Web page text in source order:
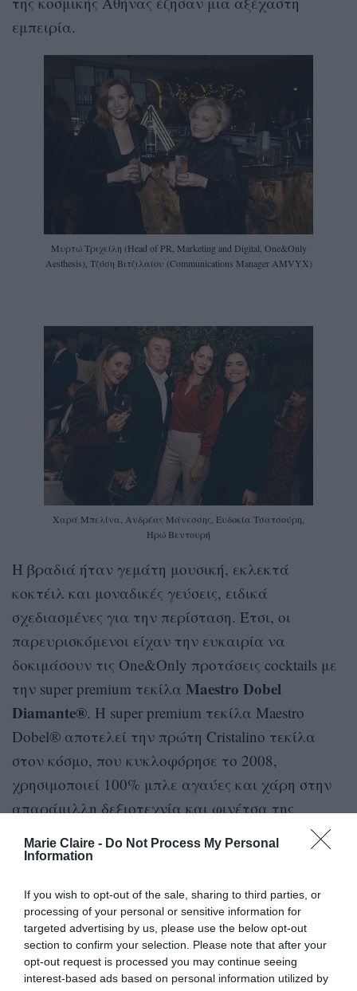
Marie Claire - Do Not Process My Personal
Information
If you wish to opt-out of the sale, sharing to third parties, or
processing of your personal or sensitive information for
targeted advertising by us, please use the below opt-out
section to confirm your selection. Please note that after your
opt-out request is processed you may continue seeing
interest-based ads based on personal information utilized by
εμπειρία.
Μυρτώ Τριχείλη (Head of PR, Marketing and Digital, One&Only
Aesthesis), Τζόση Βιτζιλαίου (Communications Manager AMVYX)
Χαρά Μπελίνα, Ανδρέας Μάνεσσης, Ευδοκία Τσατσούρη,
Ηρώ Βεντουρή
Η βραδιά ήταν γεμάτη μουσική, εκλεκτά
κοκτέιλ και μοναδικές γεύσεις, ειδικά
σχεδιασμένες για την περίσταση. Έτσι, οι
παρευρισκόμενοι είχαν την ευκαιρία να
δοκιμάσουν τις One&Only προτάσεις cocktails με
την super premium τεκίλα Maestro Dobel
Diamante®. Η super premium τεκίλα Maestro
Dobel® αποτελεί την πρώτη Cristalino τεκίλα
στον κόσμο, που κυκλοφόρησε το 2008,
χρησιμοποιεί 100% μπλε αγαύες και χάρη στην
απαράμιλλη δεξιοτεχνία και φινέτσα της
θεωρείται η πιο απαλή τεκίλα στον κόσμο. Τα
τρία bespoke cocktails, που φτιάχτηκαν με
ξενοδοχείου,συνόδευσαν ιδανικά τη live
μουσική και τα γευστικά bites που
προσφέρθηκαν.